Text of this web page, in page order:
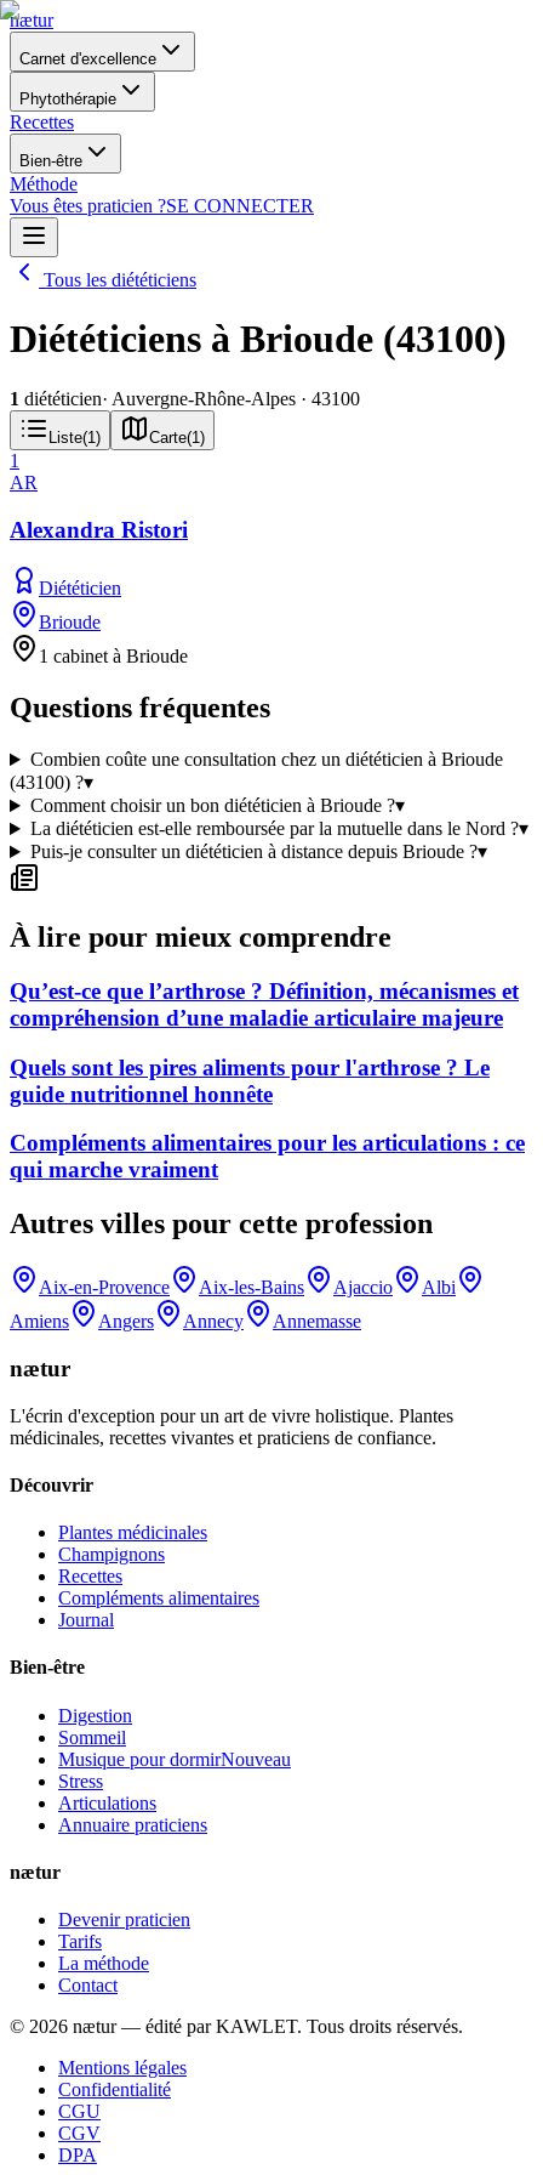
nætur
Carnet d'excellence
Phytothérapie
Recettes
Bien-être
Méthode
Vous êtes praticien ?SE CONNECTER
Tous les diététiciens
Diététiciens à Brioude (43100)
1 diététicien· Auvergne-Rhône-Alpes · 43100
Liste(1 ) Carte(1 )
1
AR
Alexandra Ristori
Diététicien
Brioude
1 cabinet à Brioude
Questions fréquentes
Combien coûte une consultation chez un diététicien à Brioude
(43100) ?▾
Comment choisir un bon diététicien à Brioude ?▾
La diététicien est-elle remboursée par la mutuelle dans le Nord ?▾
Puis-je consulter un diététicien à distance depuis Brioude ?▾
À lire pour mieux comprendre
Qu’est-ce que l’arthrose ? Définition, mécanismes et
compréhension d’une maladie articulaire majeure
Quels sont les pires aliments pour l'arthrose ? Le
guide nutritionnel honnête
Compléments alimentaires pour les articulations : ce
qui marche vraiment
Autres villes pour cette profession
Aix-en-Provence Aix-les-Bains Ajaccio
Albi
Amiens
Angers Annecy Annemasse
nætur
L'écrin d'exception pour un art de vivre holistique. Plantes
médicinales, recettes vivantes et praticiens de confiance.
Découvrir
Plantes médicinales
Champignons
Recettes
Compléments alimentaires
Journal
Bien-être
Digestion
Sommeil
Musique pour dormirNouveau
Stress
Articulations
Annuaire praticiens
nætur
Devenir praticien
Tarifs
La méthode
Contact
© 2026 nætur — édité par KAWLET. Tous droits réservés.
Mentions légales
Confidentialité
CGU
CGV
DPA